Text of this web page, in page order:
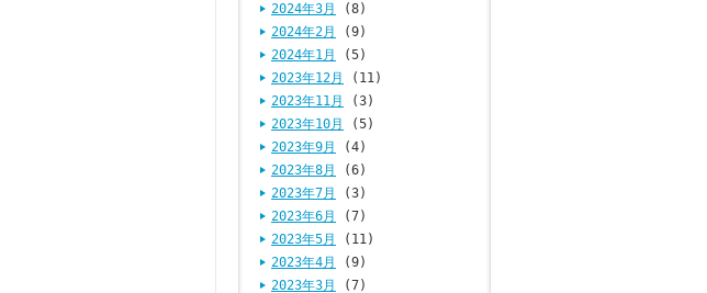
2024年3月
(8)
2024年2月
(9)
2024年1月
(5)
2023年12月
(11)
2023年11月
(3)
2023年10月
(5)
2023年9月
(4)
2023年8月
(6)
2023年7月
(3)
2023年6月
(7)
2023年5月
(11)
2023年4月
(9)
2023年3月
(7)